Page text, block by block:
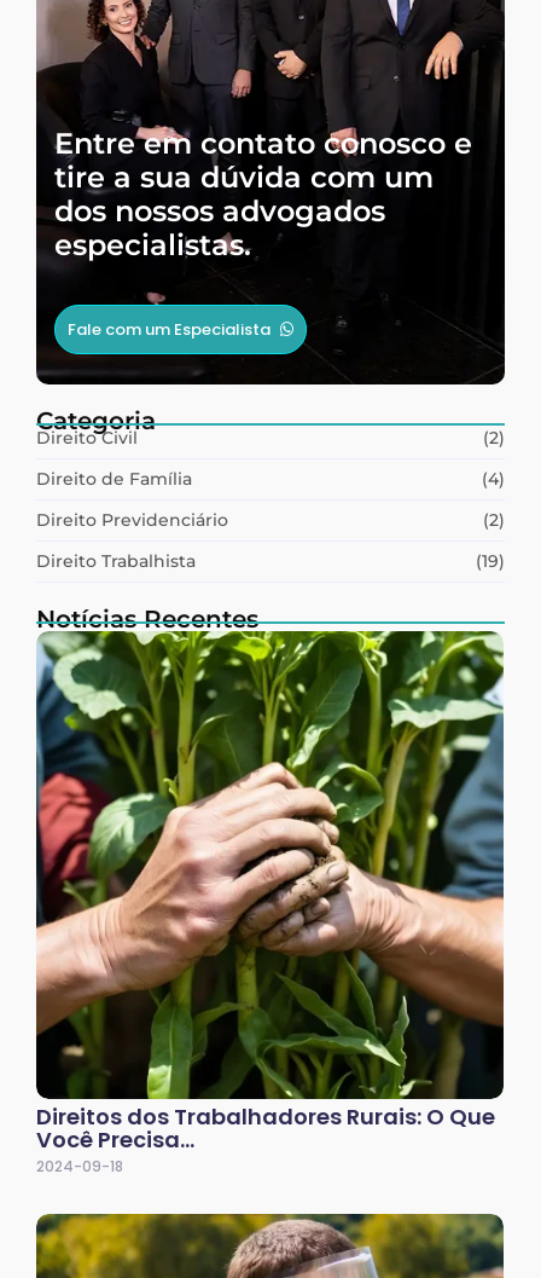
Entre em contato conosco e
tire a sua dúvida com um
dos nossos advogados
especialistas.
Fale com um Especialista
Categoria
Direito Civil
(2)
Direito de Família
(4)
Direito Previdenciário
(2)
Direito Trabalhista
(19)
Notícias Recentes
Direitos dos Trabalhadores Rurais: O Que
Você Precisa…
2024-09-18